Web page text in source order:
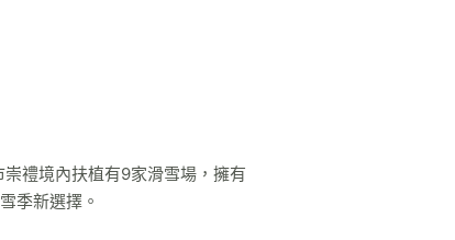
禮境內扶植有9家滑雪場，擁有
季新選擇。